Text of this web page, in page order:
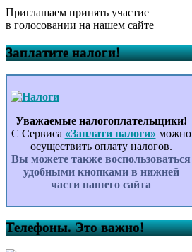
Приглашаем принять участие
в голосовании на нашем сайте
Заплатите налоги!
Уважаемые налогоплательщики!
С Сервиса «Заплати налоги» можно
осуществить оплату налогов.
Вы можете также воспользоваться
удобными кнопками в нижней
части нашего сайта
Телефоны. Это важно!